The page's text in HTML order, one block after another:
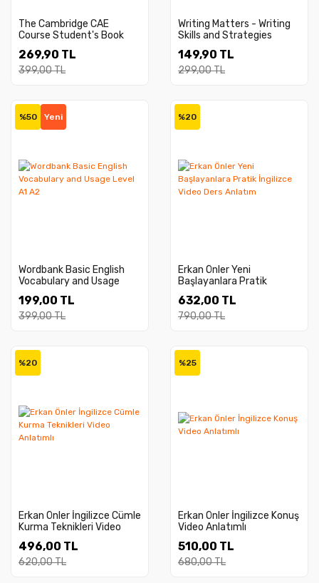
The Cambridge CAE
Course Student's Book
269,90 TL
399,00 TL
Writing Matters - Writing
Skills and Strategies
149,90 TL
299,00 TL
%50 Yeni
Wordbank Basic English
Vocabulary and Usage
199,00 TL
399,00 TL
%20
Erkan Önler Yeni
Başlayanlara Pratik
Anlatım
632,00 TL
790,00 TL
%20
Erkan Önler İngilizce Cümle
Kurma Teknikleri Video
496,00 TL
620,00 TL
%25
Erkan Önler İngilizce Konuş
Video Anlatımlı
510,00 TL
680,00 TL